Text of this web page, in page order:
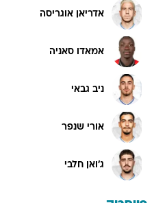
אדריאן אוגריסה
אמאדו סאניה
ניב גבאי
אורי שנפר
ג'ואן חלבי